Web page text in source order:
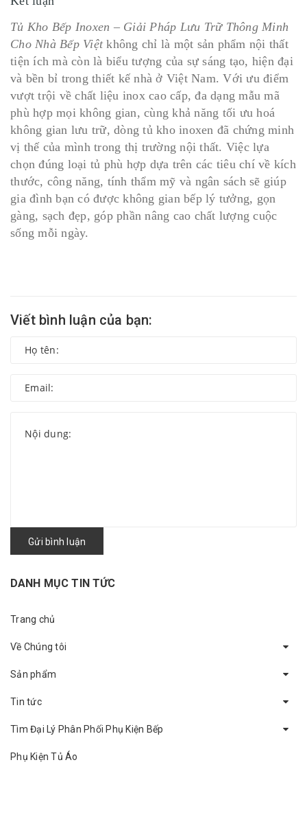
Tủ Kho Bếp Inoxen – Giải Pháp Lưu Trữ Thông Minh
Cho Nhà Bếp Việtkhông chỉ là một sản phẩm nội thất
tiện ích mà còn là biểu tượng của sự sáng tạo, hiện đại
và bền bỉ trong thiết kế nhà ở Việt Nam. Với ưu điểm
vượt trội về chất liệu inox cao cấp, đa dạng mẫu mã
phù hợp mọi không gian, cùng khả năng tối ưu hoá
không gian lưu trữ, dòng tủ kho inoxen đã chứng minh
vị thế của mình trong thị trường nội thất. Việc lựa
chọn đúng loại tủ phù hợp dựa trên các tiêu chí về kích
thước, công năng, tính thẩm mỹ và ngân sách sẽ giúp
gia đình bạn có được không gian bếp lý tưởng, gọn
gàng, sạch đẹp, góp phần nâng cao chất lượng cuộc
sống mỗi ngày.
Viết bình luận của bạn:
Gửi bình luận
DANH MỤC TIN TỨC
Trang chủ
Về Chúng tôi
Sản phẩm
Tin tức
Tìm Đại Lý Phân Phối Phụ Kiện Bếp
Phụ Kiện Tủ Áo